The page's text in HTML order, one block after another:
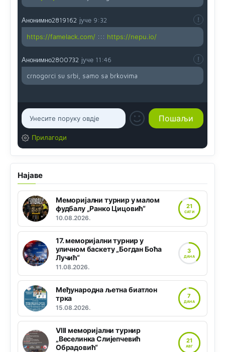
Анонимно2819162 јуче 9:32
https://famelack.com/ ::: https://nepu.io/
Анонимно2800732 јуче 11:46
crnogorci su srbi, samo sa brkovima
Прилагоди
Најаве
Меморијални турнир у малом
фудбалу „Ранко Цицовић“
10.08.2026.
21
САТИ
17. меморијални турнир у
уличном баскету „Богдан Боћа
Лучић“
11.08.2026.
3
ДАНА
Међународна љетна биатлон
трка
15.08.2026.
7
ДАНА
VIII меморијални турнир
„Веселинка Слијепчевић
Обрадовић“
21
АВГ